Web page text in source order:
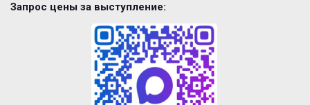
Запрос цены за выступление: